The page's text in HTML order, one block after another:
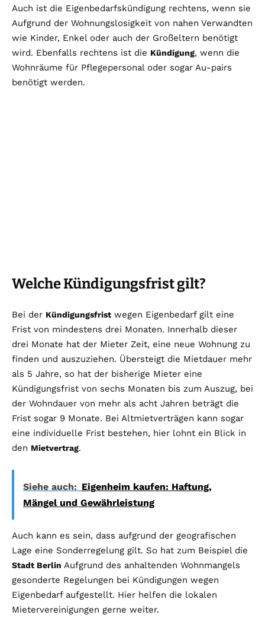
Auch ist die Eigenbedarfskündigung rechtens, wenn sie
Aufgrund der Wohnungslosigkeit von nahen Verwandten
wie Kinder, Enkel oder auch der Großeltern benötigt
wird. Ebenfalls rechtens ist die Kündigung, wenn die
Wohnräume für Pflegepersonal oder sogar Au-pairs
benötigt werden.
Welche Kündigungsfrist gilt?
Bei der Kündigungsfrist wegen Eigenbedarf gilt eine
Frist von mindestens drei Monaten. Innerhalb dieser
drei Monate hat der Mieter Zeit, eine neue Wohnung zu
finden und auszuziehen. Übersteigt die Mietdauer mehr
als 5 Jahre, so hat der bisherige Mieter eine
Kündigungsfrist von sechs Monaten bis zum Auszug, bei
der Wohndauer von mehr als acht Jahren beträgt die
Frist sogar 9 Monate. Bei Altmietverträgen kann sogar
eine individuelle Frist bestehen, hier lohnt ein Blick in
den Mietvertrag.
Siehe auch: Eigenheim kaufen: Haftung,
Mängel und Gewährleistung
Auch kann es sein, dass aufgrund der geografischen
Lage eine Sonderregelung gilt. So hat zum Beispiel die
Stadt Berlin Aufgrund des anhaltenden Wohnmangels
gesonderte Regelungen bei Kündigungen wegen
Eigenbedarf aufgestellt. Hier helfen die lokalen
Mietervereinigungen gerne weiter.